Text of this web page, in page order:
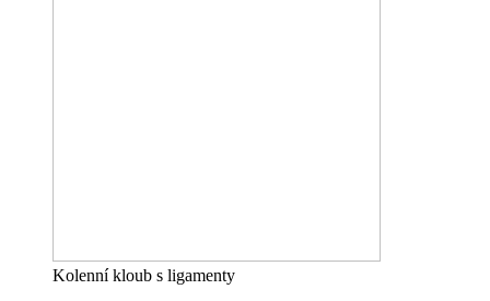
Kolenní kloub s ligamenty